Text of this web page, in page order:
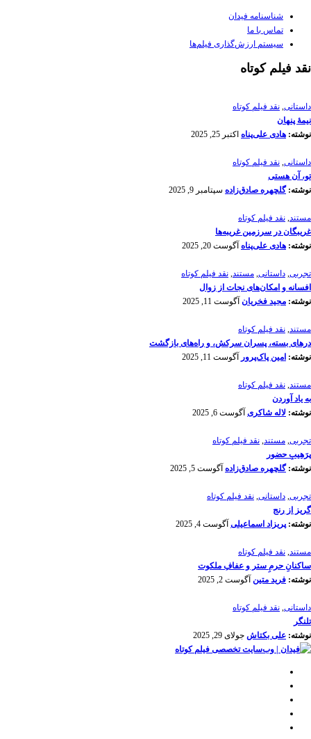
شناسنامه فیدان
تماس با ما
سیستم ارزش‌گذاری فیلم‌ها
نقد فیلم کوتاه
داستانی, نقد فیلم کوتاه
نیمۀ پنهان
نوشته: هادی علی‌پناه اکتبر 25, 2025
داستانی, نقد فیلم کوتاه
تو، آن هستی
نوشته:گلچهره صادق‌زاده سپتامبر 9, 2025
مستند, نقد فیلم کوتاه
غریبگان در سرزمین غریبه‌ها
نوشته: هادی علی‌پناه آگوست 20, 2025
تجربی, داستانی, مستند, نقد فیلم کوتاه
افسانه‌ و امکان‌های نجات از زوال
نوشته: مجید فخریان آگوست 11, 2025
مستند, نقد فیلم کوتاه
درهای بسته، پسران سرکش، و راه‌های بازگشت
نوشته: امین پاک‌پرور آگوست 11, 2025
مستند, نقد فیلم کوتاه
به یاد آوردن
نوشته: لاله شاکری آگوست 6, 2025
تجربی, مستند, نقد فیلم کوتاه
پرَهیب‌ِ حضور
نوشته:گلچهره صادق‌زاده آگوست 5, 2025
تجربی, داستانی, نقد فیلم کوتاه
گریز از رنج
نوشته:پریزاد اسماعیلی آگوست 4, 2025
مستند, نقد فیلم کوتاه
ساکنانِ حرمِ ستر و عفافِ ملکوت
نوشته: فرید متین آگوست 2, 2025
داستانی, نقد فیلم کوتاه
تلنگر
نوشته: علی بکتاش جولای 29, 2025